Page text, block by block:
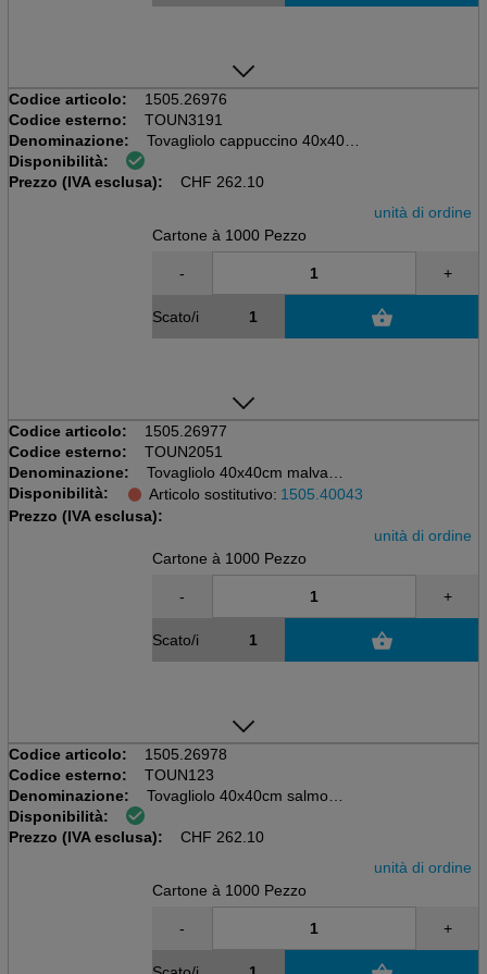
Codice articolo:
1505.26976
Codice esterno:
TOUN3191
Denominazione:
Tovagliolo cappuccino 40x40cm
55 gm2, Airlaid
Disponibilità:
Prezzo (IVA esclusa):
CHF 262.10
unità di ordine
Cartone à 1000 Pezzo
- +
Scato/i
Codice articolo:
1505.26977
Codice esterno:
TOUN2051
Denominazione:
Tovagliolo 40x40cm malva
Scatola da 20x50=1000 pezzi
55 gm2, Airlaid
Disponibilità: Articolo sostitutivo: 1505.40043
Prezzo (IVA esclusa):
unità di ordine
Cartone à 1000 Pezzo
- +
Scato/i
Codice articolo:
1505.26978
Codice esterno:
TOUN123
Denominazione:
Tovagliolo 40x40cm salmone
55 gm2, Airlaid, piega 1/4
Disponibilità:
Prezzo (IVA esclusa):
CHF 262.10
unità di ordine
Cartone à 1000 Pezzo
- +